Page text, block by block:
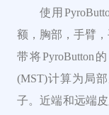
使用
额，胸部，手臂
带将PyroButton
(MST)计算为局
子。近端和远端